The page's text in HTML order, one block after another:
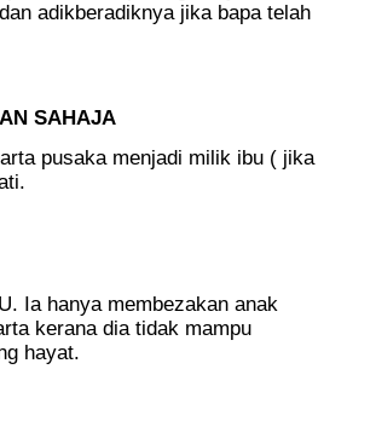
adikberadiknya jika bapa telah
SAHAJA
pusaka menjadi milik ibu ( jika
Ia hanya membezakan anak
kerana dia tidak mampu
hayat.